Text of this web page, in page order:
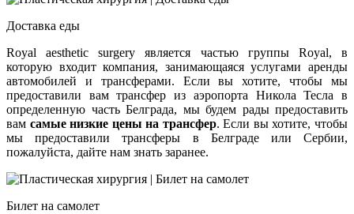
Доставка еды
Royal aesthetic surgery является частью группы Royal, в
которую входит компания, занимающаяся услугами аренды
автомобилей и трансферами. Если вы хотите, чтобы мы
предоставили вам трансфер из аэропорта Никола Тесла в
определенную часть Белграда, мы будем рады предоставить
вам самые низкие цены на трансфер. Если вы хотите, чтобы
мы предоставили трансферы в Белграде или Сербии,
пожалуйста, дайте нам знать заранее.
Билет на самолет